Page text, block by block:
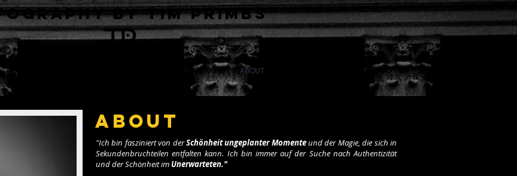
by Tim Primbs
B/W ARTWORK ABOUT
About
"Ich bin fasziniert von derSchönheit ungeplanter Momenteund der Magie, die sich in
Sekundenbruchteilen entfalten kann. Ich bin immer auf der Suche nach Authentizität
und der Schönheit im Unerwarteten."